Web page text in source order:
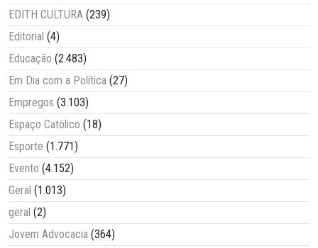
EDITH CULTURA (239)
Editorial (4)
Educação (2.483)
Em Dia com a Política (27)
Empregos (3.103)
Espaço Católico (18)
Esporte (1.771)
Evento (4.152)
Geral (1.013)
geral (2)
Jovem Advocacia (364)